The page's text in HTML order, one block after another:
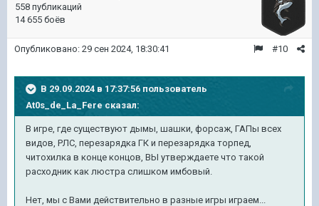
558 публикаций
14 655 боёв
#10
Опубликовано: 29 сен 2024, 18:30:41
В 29.09.2024 в 17:37:56 пользователь
At0s_de_La_Fere сказал:
В игре, где существуют дымы, шашки, форсаж, ГАПы всех
видов, РЛС, перезарядка ГК и перезарядка торпед,
читохилка в конце концов, ВЫ утверждаете что такой
расходник как люстра слишком имбовый.
Нет, мы с Вами действительно в разные игры играем...